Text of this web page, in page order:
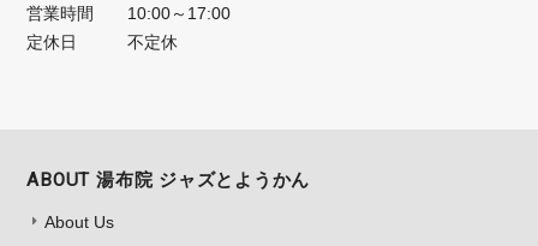
営業時間
10:00～17:00
定休日
不定休
ABOUT 湯布院 ジャズとようかん
About Us